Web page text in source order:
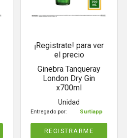
¡Registrate! para ver
el precio
Ginebra Tanqueray
London Dry Gin
x700ml
Unidad
Entregado por: Surtiapp
REGISTRARME